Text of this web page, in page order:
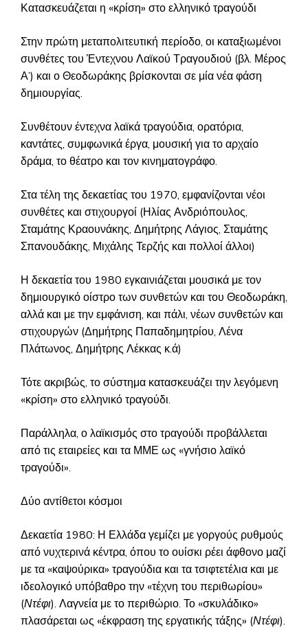
Κατασκευάζεται η «κρίση» στο ελληνικό τραγούδι
Στην πρώτη μεταπολιτευτική περίοδο, οι καταξιωμένοι
συνθέτες του Έντεχνου Λαϊκού Τραγουδιού (βλ. Μέρος
Α’) και ο Θεοδωράκης βρίσκονται σε μία νέα φάση
δημιουργίας.
Συνθέτουν έντεχνα λαϊκά τραγούδια, ορατόρια,
καντάτες, συμφωνικά έργα, μουσική για το αρχαίο
δράμα, το θέατρο και τον κινηματογράφο.
Στα τέλη της δεκαετίας του 1970, εμφανίζονται νέοι
συνθέτες και στιχουργοί (Ηλίας Ανδριόπουλος,
Σταμάτης Κραουνάκης, Δημήτρης Λάγιος, Σταμάτης
Σπανουδάκης, Μιχάλης Τερζής και πολλοί άλλοι)
Η δεκαετία του 1980 εγκαινιάζεται μουσικά με τον
δημιουργικό οίστρο των συνθετών και του Θεοδωράκη,
αλλά και με την εμφάνιση, και πάλι, νέων συνθετών και
στιχουργών (Δημήτρης Παπαδημητρίου, Λένα
Πλάτωνος, Δημήτρης Λέκκας κ.ά)
Τότε ακριβώς, το σύστημα κατασκευάζει την λεγόμενη
«κρίση» στο ελληνικό τραγούδι.
Παράλληλα, ο λαϊκισμός στο τραγούδι προβάλλεται
από τις εταιρείες και τα ΜΜΕ ως «γνήσιο λαϊκό
τραγούδι».
Δύο αντίθετοι κόσμοι
Δεκαετία 1980: Η Ελλάδα γεμίζει με γοργούς ρυθμούς
από νυχτερινά κέντρα, όπου το ουίσκι ρέει άφθονο μαζί
με τα «καψούρικα» τραγούδια και τα τσιφτετέλια και με
ιδεολογικό υπόβαθρο την «τέχνη του περιθωρίου»
(Ντέφι). Λαγνεία με το περιθώριο. Το «σκυλάδικο»
πλασάρεται ως «έκφραση της εργατικής τάξης» (Ντέφι).